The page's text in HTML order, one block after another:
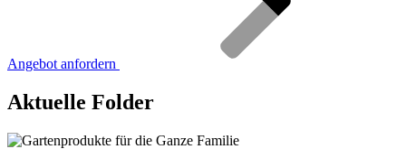
Angebot anfordern
Aktuelle Folder